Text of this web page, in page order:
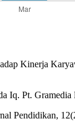
Kinerja
Iq. Pt. Gramedia
Pendidikan,